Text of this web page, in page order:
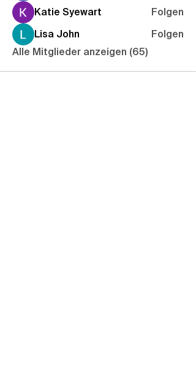
Katie Syewart
Folgen
Lisa John
Folgen
Alle Mitglieder anzeigen (65)